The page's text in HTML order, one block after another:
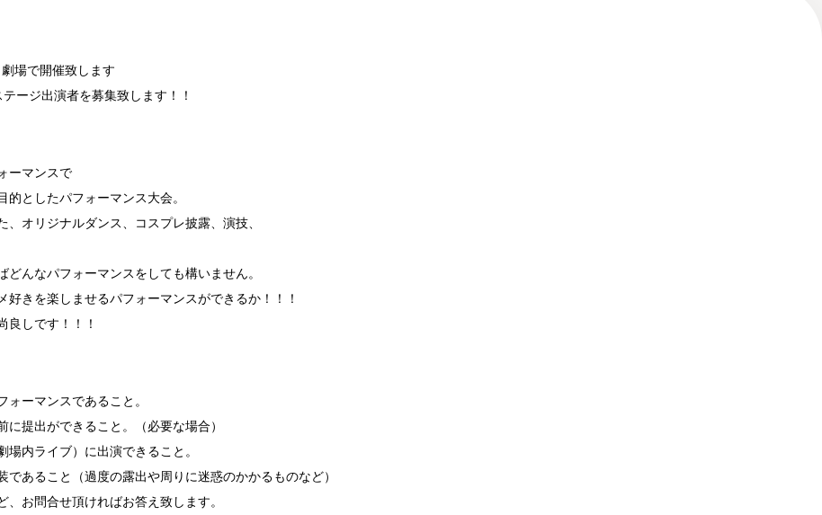
場で開催致します
ージ出演者を募集致します！！
ーマンスで
的としたパフォーマンス大会。
、オリジナルダンス、コスプレ披露、演技、
どんなパフォーマンスをしても構いません。
好きを楽しませるパフォーマンスができるか！！！
良しです！！！
ォーマンスであること。
に提出ができること。（必要な場合）
場内ライブ）に出演できること。
であること（過度の露出や周りに迷惑のかかるものなど）
お問合せ頂ければお答え致します。